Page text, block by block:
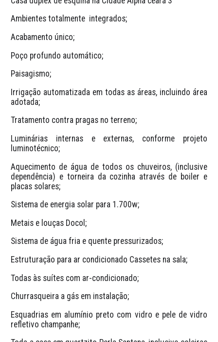
Ambientes totalmente  integrados;
Acabamento único;
Poço profundo automático;
Paisagismo;
Irrigação automatizada em todas as áreas, incluindo área
adotada;
Tratamento contra pragas no terreno;
Luminárias internas e externas, conforme projeto
luminotécnico;
Aquecimento de água de todos os chuveiros, (inclusive
dependência) e torneira da cozinha através de boiler e
placas solares;
Sistema de energia solar para 1.700w;
Metais e louças Docol;
Sistema de água fria e quente pressurizados;
Estruturação para ar condicionado Cassetes na sala;
Todas às suítes com ar-condicionado;
Churrasqueira a gás em instalação;
⁠Esquadrias em alumínio preto com vidro e pele de vidro
refletivo champanhe;